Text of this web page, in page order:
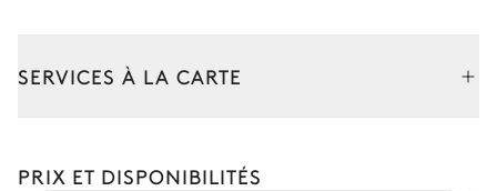
SERVICES À LA CARTE
Transfert à l'arrivée et au départ
PRIX ET DISPONIBILITÉS